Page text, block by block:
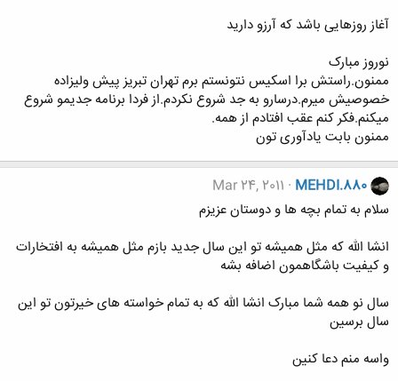
آغاز روزهایی باشد که آرزو دارید
نوروز مبارک
ممنون.راستش برا اسکیس نتونستم برم تهران تبریز پیش ولیزاده
خصوصیش میرم.درسارو به جد شروع نکردم.از فردا برنامه جدیمو شروع
میکنم.فکر کنم عقب افتادم از همه.
ممنون بابت یادآوری تون
MEHDI.880
Mar 24, 2011
سلام به تمام بچه ها و دوستان عزیزم
انشا الله که مثل همیشه تو این سال جدید بازم مثل همیشه به افتخارات
و کیفیت باشگاهمون اضافه بشه
سال نو همه شما مبارک انشا الله که به تمام خواسته های خیرتون تو این
سال برسین
واسه منم دعا کنین